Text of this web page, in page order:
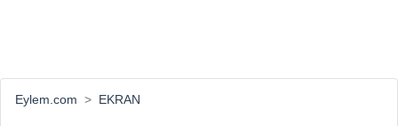
Eylem.com EKRAN